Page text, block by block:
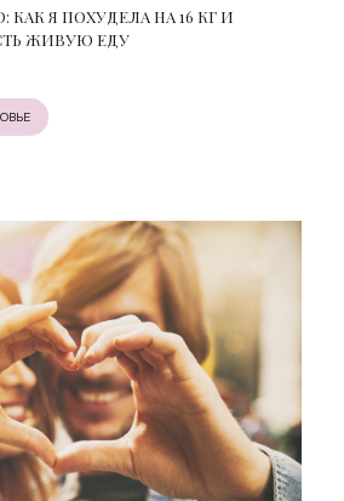
Я ПОХУДЕЛА НА 16 КГ И
ЖИВУЮ ЕДУ